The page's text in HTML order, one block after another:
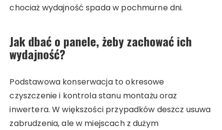
chociaż wydajność spada w pochmurne dni.
Jak dbać o panele, żeby zachować ich
wydajność?
Podstawowa konserwacja to okresowe
czyszczenie i kontrola stanu montażu oraz
inwertera. W większości przypadków deszcz usuwa
zabrudzenia, ale w miejscach z dużym